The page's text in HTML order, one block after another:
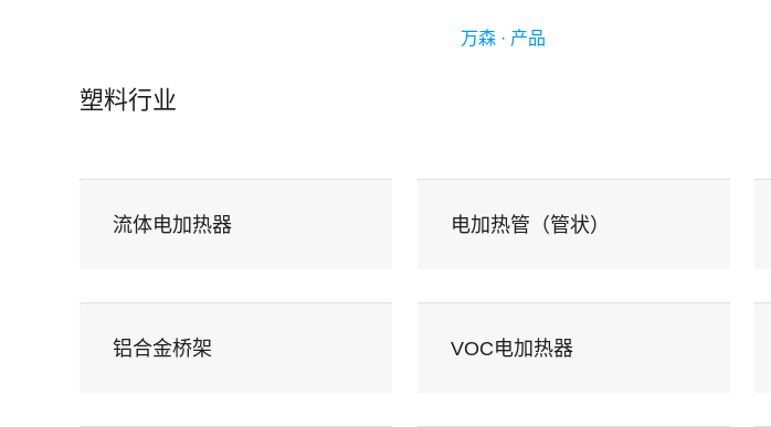
万森 · 产品
塑料行业
流体电加热器 电加热管（管状）
铝合金桥架 VOC电加热器